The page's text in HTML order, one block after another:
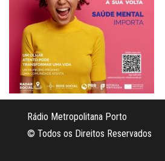
Rádio Metropolitana Porto
© Todos os Direitos Reservados